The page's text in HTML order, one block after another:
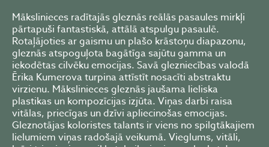
Mākslinieces radītajās gleznās reālās pasaules mirkļi
pārtapuši fantastiskā, attālā atspulgu pasaulē.
Rotaļājoties ar gaismu un plašo krāstoņu diapazonu,
gleznās atspoguļota bagātīga sajūtu gamma un
iekodētas cilvēku emocijas. Savā glezniecības valodā
Ērika Kumerova turpina attīstīt nosacīti abstraktu
virzienu. Mākslinieces gleznās jaušama lieliska
plastikas un kompozīcijas izjūta. Viņas darbi raisa
vitālas, priecīgas un dzīvi apliecinošas emocijas.
Gleznotājas koloristes talants ir viens no spilgtākajiem
lielumiem viņas radošajā veikumā. Vieglums, vitāli,